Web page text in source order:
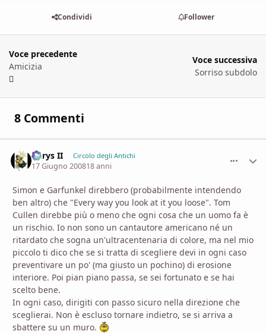
Condividi Follower
Voce precedente
Amicizia
Voce successiva
Sorriso subdolo
8 Commenti
Aerys II Circolo degli Antichi
17 Giugno 200818 anni
Simon e Garfunkel direbbero (probabilmente intendendo
ben altro) che "Every way you look at it you loose". Tom
Cullen direbbe più o meno che ogni cosa che un uomo fa è
un rischio. Io non sono un cantautore americano né un
ritardato che sogna un'ultracentenaria di colore, ma nel mio
piccolo ti dico che se si tratta di scegliere devi in ogni caso
preventivare un po' (ma giusto un pochino) di erosione
interiore. Poi pian piano passa, se sei fortunato e se hai
scelto bene.
In ogni caso, dirigiti con passo sicuro nella direzione che
sceglierai. Non è escluso tornare indietro, se si arriva a
sbattere su un muro.